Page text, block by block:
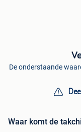
De onderstaande
Waar komt de